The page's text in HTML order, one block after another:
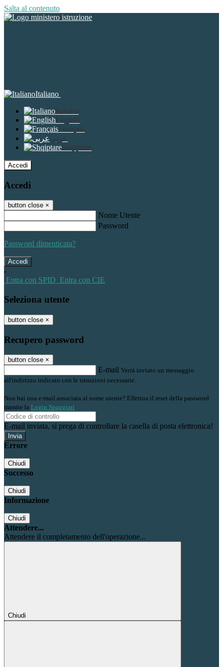
Salta al contenuto
Italiano
Italiano
English
Français
عربى
Shqiptare
Accedi
Accedi
button close ×
Nome Utente
Password
Password dimenticata?
-
Entra con SPID Entra con CIE
Seleziona utente
button close ×
Recupero password
button close ×
E-mail Verrà inviato un messaggio
all'indirizzo indicato con le istruzioni necessarie.
Non hai una e-mail associata al nome utente? Effettua il reset della password
tramite la Login Spaggiari
E-mail inviata, si prega di controllare la casella di posta elettronica!
Errore
Chiudi
Successo
Chiudi
Informazione
Chiudi
Attendere...
Attendere il completamento dell'operazione...
Chiudi